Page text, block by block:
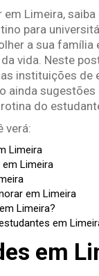
em Limeira,
para
a sua família
vida. Neste
instituições de
ainda sugestões
do
verá:
Limeira
em Limeira
em Limeira
Limeira?
em
em